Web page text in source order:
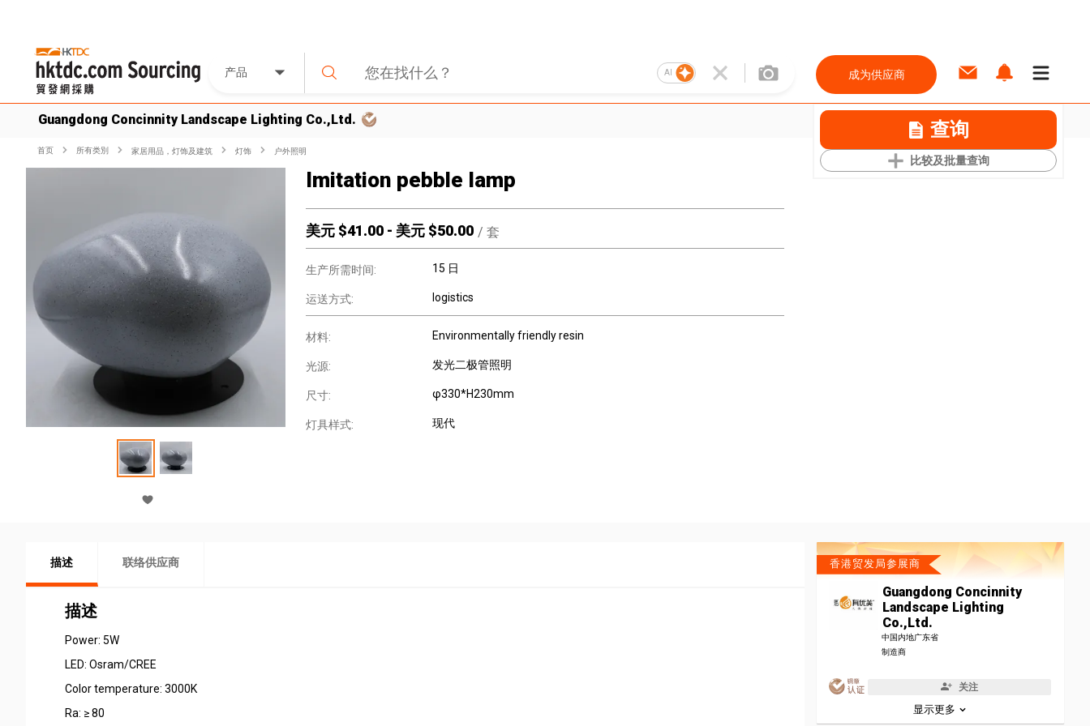
产品 AI 成为供应商
Guangdong Concinnity Landscape Lighting Co.,Ltd. 查询
比较及批量查询
首页 所有类別 家居用品，灯饰及建筑 灯饰 户外照明
Imitation pebble lamp
美元 $41.00 - 美元 $50.00 / 套
生产所需时间: 15 日
运送方式: logistics
材料: Environmentally friendly resin
光源: 发光二极管照明
尺寸: φ330*H230mm
灯具样式: 现代
描述 联络供应商
描述
Power: 5W
LED: Osram/CREE
Color temperature: 3000K
Ra: ≥ 80
香港贸发局参展商
Guangdong Concinnity
Landscape Lighting
Co.,Ltd.
中国内地广东省
制造商
关注
显示更多